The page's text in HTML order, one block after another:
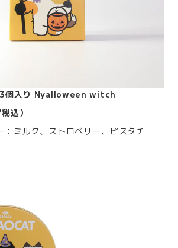
3個入り Nyalloween witch
込）
：ミルク、ストロベリー、ピスタチ